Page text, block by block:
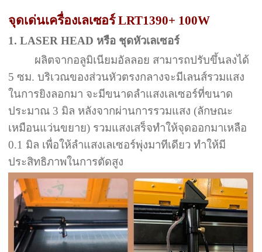
จุดเด่นเครื่องเลเซอร์ LRT1390+ 100W
1. LASER HEAD หรือ ชุดหัวเลเซอร์
ผลิตจากอลูมิเนียมอัลลอย สามารถปรับขึ้นลงได้
5 ซม. บริเวณของส่วนหัวตรงกลางจะมีเลนส์รวมแสง
ในการยิงลอกมา จะมีขนาดลำแสงเลเซอร์ที่ขนาด
ประมาณ 3 มิล หลังจากผ่านการรวมแสง (ลักษณะ
เหมือนแว่นขยาย) รวมแสงเสร็จทำให้จุดออกมาเหลือ
0.1 มิล เพื่อให้ลำแสงเลเซอร์พุ่งมาทีเดียว ทำให้มี
ประสิทธิภาพในการตัดสูง